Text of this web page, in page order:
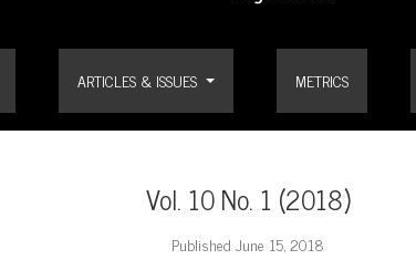
ARTICLES & ISSUES METRICS
Vol. 10 No. 1 (2018)
Published June 15, 2018